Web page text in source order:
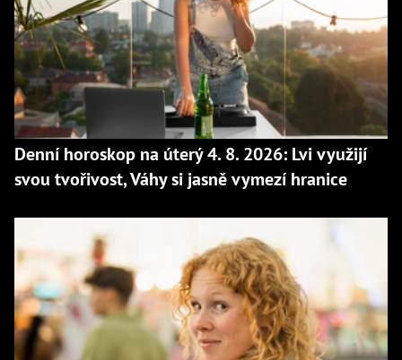
Denní horoskop na úterý 4. 8. 2026: Lvi využijí
svou tvořivost, Váhy si jasně vymezí hranice